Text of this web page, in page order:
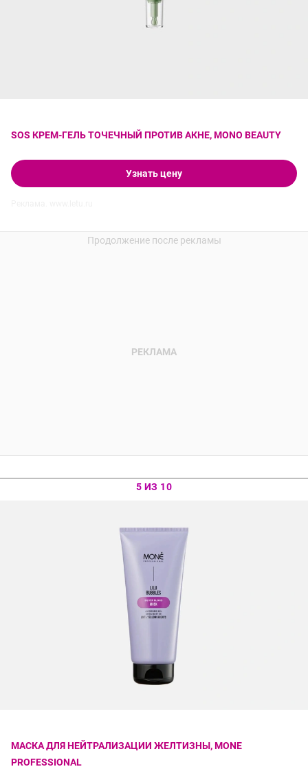
SOS КРЕМ-ГЕЛЬ ТОЧЕЧНЫЙ ПРОТИВ АКНЕ, MONO BEAUTY
Узнать цену
5 ИЗ 10
МАСКА ДЛЯ НЕЙТРАЛИЗАЦИИ ЖЕЛТИЗНЫ, MONE
PROFESSIONAL